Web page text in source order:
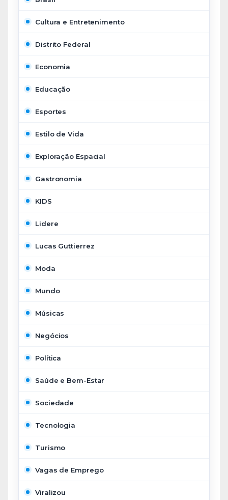
Cultura e Entretenimento
Distrito Federal
Economia
Educação
Esportes
Estilo de Vida
Exploração Espacial
Gastronomia
KIDS
Lidere
Lucas Guttierrez
Moda
Mundo
Músicas
Negócios
Política
Saúde e Bem-Estar
Sociedade
Tecnologia
Turismo
Vagas de Emprego
Viralizou